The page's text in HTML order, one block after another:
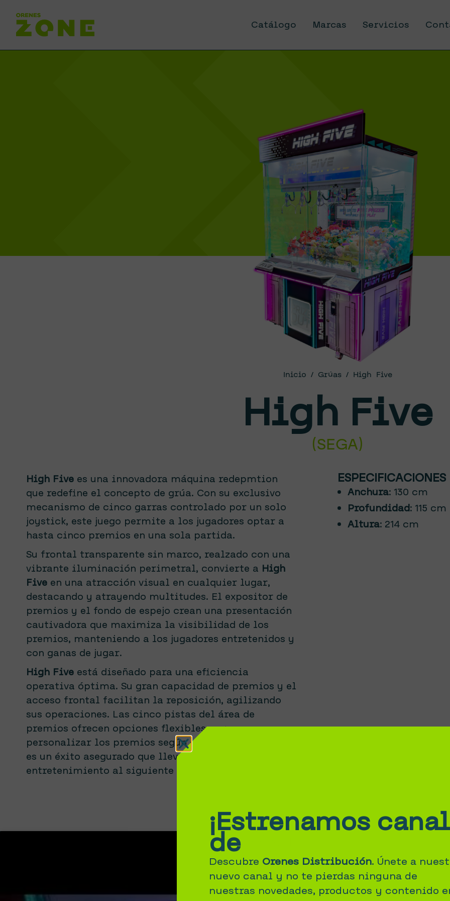
Catálogo Marcas Servicios
Inicio / Grúas/ High Five
High Five
(SEGA)
High Five es una innovadora máquina redepmtion
que redefine el concepto de grúa. Con su exclusivo
mecanismo de cinco garras controlado por un solo
joystick, este juego permite a los jugadores optar a
hasta cinco premios en una sola partida.
Su frontal transparente sin marco, realzado con una
vibrante iluminación perimetral, convierte a High
Five en una atracción visual en cualquier lugar,
destacando y atrayendo multitudes. El expositor de
premios y el fondo de espejo crean una presentación
cautivadora que maximiza la visibilidad de los
premios, manteniendo a los jugadores entretenidos y
con ganas de jugar.
High Five está diseñado para una eficiencia
operativa óptima. Su gran capacidad de premios y el
acceso frontal facilitan la reposición, agilizando
sus operaciones. Las cinco pistas del área de
premios ofrecen opciones flexibles para
personalizar los premios según el público.
es un éxito asegurado que llevará su local de
entretenimiento al siguiente nivel.
ESPECIFICACIONES
Anchura: 130 cm
Profundidad: 115 cm
Altura: 214 cm
¡Estrenamos canal
de YouTube!
Descubre Orenes Distribución. Únete a
nuevo canal y no te pierdas ninguna de
nuestras novedades, productos y contenido